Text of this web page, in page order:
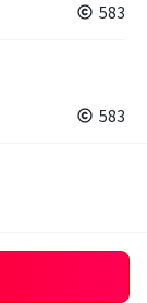
583
583